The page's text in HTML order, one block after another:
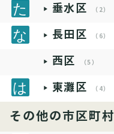
垂水区 （2）
長田区 （6）
西区 （5）
東灘区 （4）
その他の市区町村